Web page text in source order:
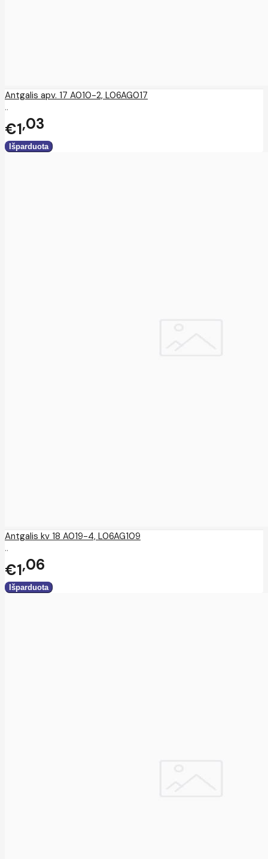
Antgalis apv. 17 A010-2, L06AG017
..
€1 03
Antgalis kv 18 A019-4, L06AG109
..
€1 06